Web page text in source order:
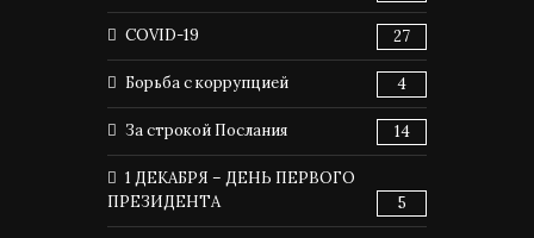
COVID-19 27
Борьба с коррупцией 4
За строкой Послания 14
1 ДЕКАБРЯ – ДЕНЬ ПЕРВОГО
ПРЕЗИДЕНТА
5